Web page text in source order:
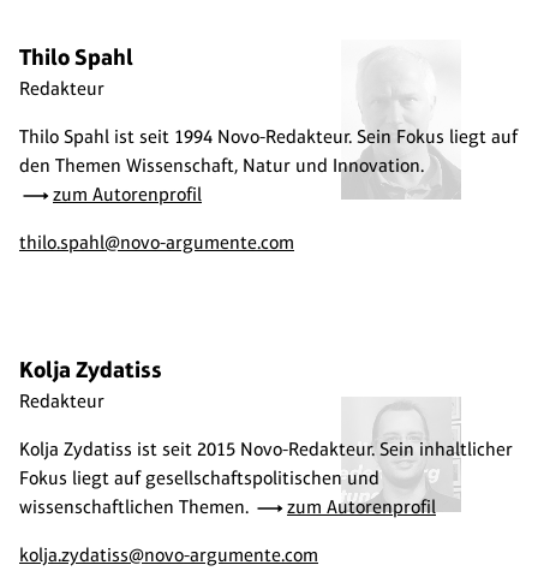
Thilo Spahl
Redakteur
Thilo Spahl ist seit 1994 Novo-Redakteur. Sein Fokus liegt auf
den Themen Wissenschaft, Natur und Innovation.
zum Autorenprofil
thilo.spahl@novo-argumente.com
Kolja Zydatiss
Redakteur
Kolja Zydatiss ist seit 2015 Novo-Redakteur. Sein inhaltlicher
Fokus liegt auf gesellschaftspolitischen und
wissenschaftlichen Themen.
zum Autorenprofil
kolja.zydatiss@novo-argumente.com